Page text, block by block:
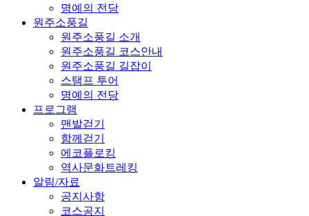
명예의 전당
원주소풍길
원주소풍길 소개
원주소풍길 코스안내
원주소풍길 길잡이
스탬프 투어
명예의 전당
프로그램
맨발걷기
함께걷기
에코플로킹
역사문화트레킹
알림/자료
공지사항
코스공지